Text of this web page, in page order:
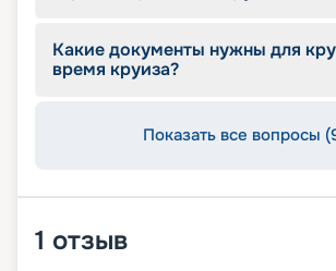
Какие документы нужны для
время круиза?
Показать все вопросы
1 отзыв